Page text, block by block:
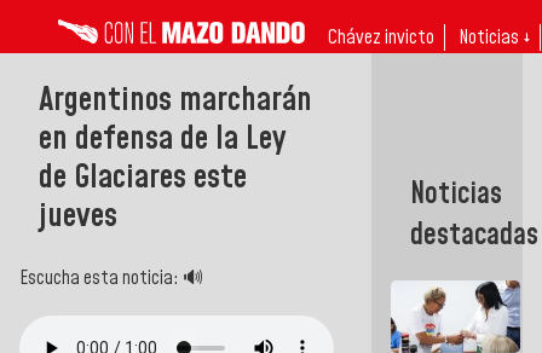
Chávez invicto Noticias ↓
Argentinos marcharán
en defensa de la Ley
de Glaciares este
jueves
Escucha esta noticia: 🔊
Noticias
destacadas